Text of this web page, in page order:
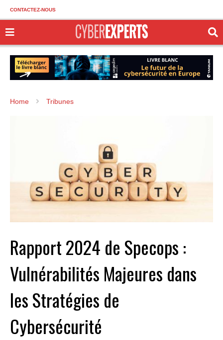
CONTACTEZ-NOUS
Home Tribunes
Rapport 2024 de Specops :
Vulnérabilités Majeures dans
les Stratégies de
Cybersécurité